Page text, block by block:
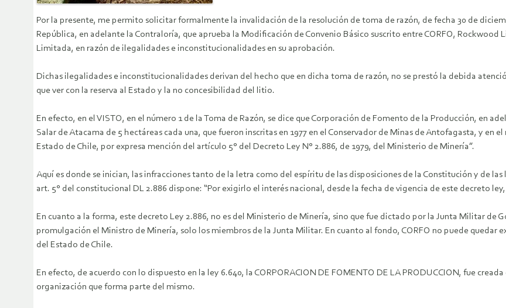
Por la presente, me permito solicitar formalmente la invalidación de la resolución de toma de razón, de fecha 30 de
República, en adelante la Contraloría, que aprueba la Modificación de Convenio Básico suscrito entre CORFO,
Limitada, en razón de ilegalidades e inconstitucionalidades en su aprobación.
Dichas ilegalidades e inconstitucionalidades derivan del hecho que en dicha toma de razón, no se prestó la debida
que ver con la reserva al Estado y la no concesibilidad del litio.
En efecto, en el VISTO, en el número 1 de la Toma de Razón, se dice que Corporación de Fomento de la Producción, en
Salar de Atacama de 5 hectáreas cada una, que fueron inscritas en 1977 en el Conservador de Minas de Antofagasta, y en
Estado de Chile, por expresa mención del artículo 5° del Decreto Ley N° 2.886, de 1979, del Ministerio de Minería”.
Aquí es donde se inician, las infracciones tanto de la letra como del espíritu de las disposiciones de la Constitución y de
art. 5° del constitucional DL 2.886 dispone: “Por exigirlo el interés nacional, desde la fecha de vigencia de este decreto
En cuanto a la forma, este decreto Ley 2.886, no es del Ministerio de Minería, sino que fue dictado por la Junta Militar de
promulgación el Ministro de Minería, solo los miembros de la Junta Militar. En cuanto al fondo, CORFO no puede quedar
del Estado de Chile.
En efecto, de acuerdo con lo dispuesto en la ley 6.640, la CORPORACION DE FOMENTO DE LA PRODUCCION, fue
organización que forma parte del mismo.